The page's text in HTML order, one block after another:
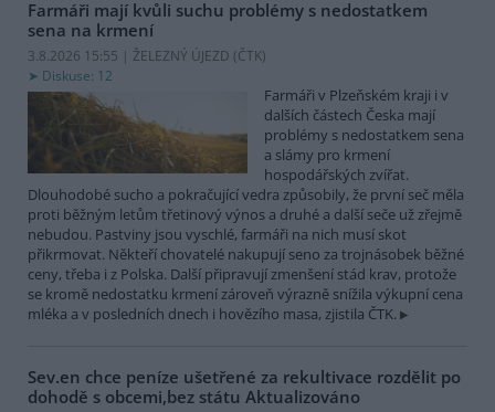
Farmáři mají kvůli suchu problémy s nedostatkem
sena na krmení
3.8.2026 15:55 | ŽELEZNÝ ÚJEZD (ČTK)
Diskuse: 12
Farmáři v Plzeňském kraji i v
dalších částech Česka mají
problémy s nedostatkem sena
a slámy pro krmení
hospodářských zvířat.
Dlouhodobé sucho a pokračující vedra způsobily, že první seč měla
proti běžným letům třetinový výnos a druhé a další seče už zřejmě
nebudou. Pastviny jsou vyschlé, farmáři na nich musí skot
přikrmovat. Někteří chovatelé nakupují seno za trojnásobek běžné
ceny, třeba i z Polska. Další připravují zmenšení stád krav, protože
se kromě nedostatku krmení zároveň výrazně snížila výkupní cena
mléka a v posledních dnech i hovězího masa, zjistila ČTK.
Sev.en chce peníze ušetřené za rekultivace rozdělit po
dohodě s obcemi,bez státu Aktualizováno